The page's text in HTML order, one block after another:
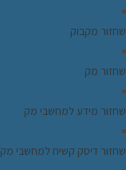
שחזור מקבוק
שחזור מק
שחזור מידע למחשבי מק
שחזור דיסק קשיח למחשבי מק